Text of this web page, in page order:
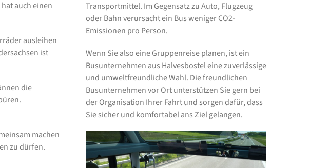
auch einen
ausleihen
ist
die
machen
zu dürfen.
Transportmittel. Im Gegensatz zu Auto, Flugzeug
oder Bahn verursacht ein Bus weniger CO2-
Emissionen pro Person.
Wenn Sie also eine Gruppenreise planen, ist ein
Busunternehmen aus Halvesbostel eine zuverlässige
und umweltfreundliche Wahl. Die freundlichen
Busunternehmen vor Ort unterstützen Sie gern bei
der Organisation Ihrer Fahrt und sorgen dafür, dass
Sie sicher und komfortabel ans Ziel gelangen.